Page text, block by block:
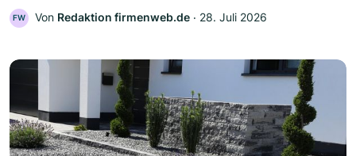
FW Von Redaktion firmenweb.de ‧ 28. Juli 2026